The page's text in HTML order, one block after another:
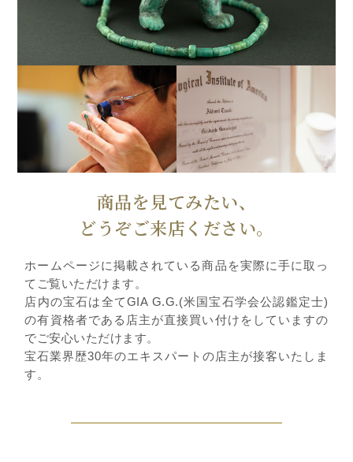
商品を見てみたい、
どうぞご来店ください。
ホームページに掲載されている商品を実際に手に取っ
てご覧いただけます。
店内の宝石は全てGIA G.G.(米国宝石学会公認鑑定士)
の有資格者である店主が直接買い付けをしていますの
でご安心いただけます。
宝石業界歴30年のエキスパートの店主が接客いたしま
す。